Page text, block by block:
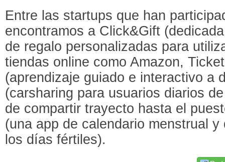
Entre las startups que han
encontramos a Click&Gift
de regalo personalizadas para
tiendas online como Amazon,
(aprendizaje guiado e interactivo a
(carsharing para usuarios diarios
de compartir trayecto hasta el
(una app de calendario menstrual
los días fértiles).